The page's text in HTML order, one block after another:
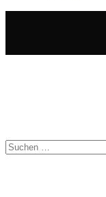
Suchen
nach: